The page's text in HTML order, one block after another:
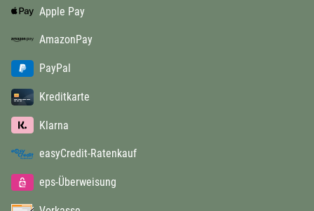
Apple Pay
AmazonPay
PayPal
Kreditkarte
Klarna
easyCredit-Ratenkauf
eps-Überweisung